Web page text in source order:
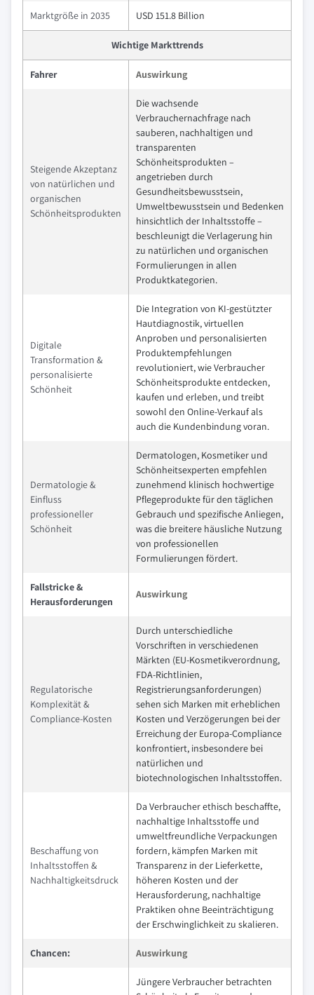
Marktgröße in 2035 USD 151.8 Billion
Wichtige Markttrends
Fahrer Auswirkung
Steigende Akzeptanz
von natürlichen und
organischen
Schönheitsprodukten
Die wachsende
Verbrauchernachfrage nach
sauberen, nachhaltigen und
transparenten
Schönheitsprodukten –
angetrieben durch
Gesundheitsbewusstsein,
Umweltbewusstsein und Bedenken
hinsichtlich der Inhaltsstoffe –
beschleunigt die Verlagerung hin
zu natürlichen und organischen
Formulierungen in allen
Produktkategorien.
Digitale
Transformation &
personalisierte
Schönheit
Die Integration von KI-gestützter
Hautdiagnostik, virtuellen
Anproben und personalisierten
Produktempfehlungen
revolutioniert, wie Verbraucher
Schönheitsprodukte entdecken,
kaufen und erleben, und treibt
sowohl den Online-Verkauf als
auch die Kundenbindung voran.
Dermatologie &
Einfluss
professioneller
Schönheit
Dermatologen, Kosmetiker und
Schönheitsexperten empfehlen
zunehmend klinisch hochwertige
Pflegeprodukte für den täglichen
Gebrauch und spezifische Anliegen,
was die breitere häusliche Nutzung
von professionellen
Formulierungen fördert.
Fallstricke &
Herausforderungen
Auswirkung
Regulatorische
Komplexität &
Compliance-Kosten
Durch unterschiedliche
Vorschriften in verschiedenen
Märkten (EU-Kosmetikverordnung,
FDA-Richtlinien,
Registrierungsanforderungen)
sehen sich Marken mit erheblichen
Kosten und Verzögerungen bei der
Erreichung der Europa-Compliance
konfrontiert, insbesondere bei
natürlichen und
biotechnologischen Inhaltsstoffen.
Beschaffung von
Inhaltsstoffen &
Nachhaltigkeitsdruck
Da Verbraucher ethisch beschaffte,
nachhaltige Inhaltsstoffe und
umweltfreundliche Verpackungen
fordern, kämpfen Marken mit
Transparenz in der Lieferkette,
höheren Kosten und der
Herausforderung, nachhaltige
Praktiken ohne Beeinträchtigung
der Erschwinglichkeit zu skalieren.
Chancen: Auswirkung
Jüngere Verbraucher betrachten